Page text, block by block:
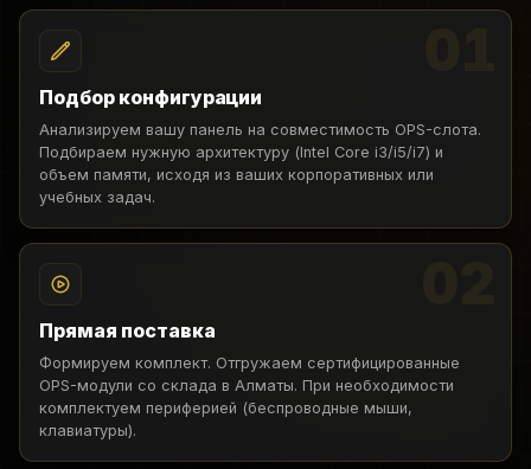
Подбор конфигурации
Анализируем вашу панель на совместимость OPS-слота.
Подбираем нужную архитектуру (Intel Core i3/i5/i7) и
объем памяти, исходя из ваших корпоративных или
учебных задач.
Прямая поставка
Формируем комплект. Отгружаем сертифицированные
OPS-модули со склада в Алматы. При необходимости
комплектуем периферией (беспроводные мыши,
клавиатуры).